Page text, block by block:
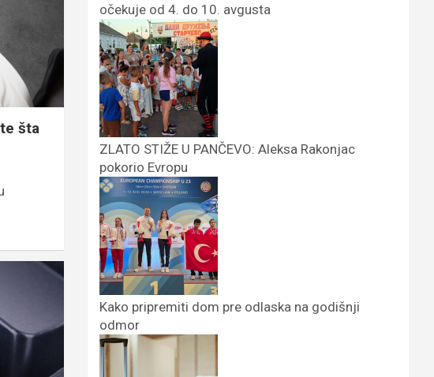
šta
očekuje od 4. do 10. avgusta
ZLATO STIŽE U PANČEVO: Aleksa Rakonjac
pokorio Evropu
Kako pripremiti dom pre odlaska na godišnji
odmor